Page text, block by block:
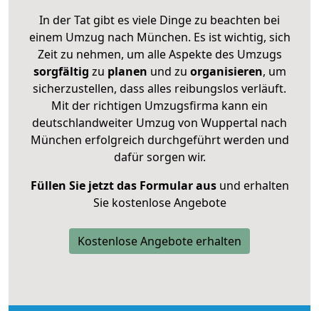
In der Tat gibt es viele Dinge zu beachten bei
einem Umzug nach München. Es ist wichtig, sich
Zeit zu nehmen, um alle Aspekte des Umzugs
sorgfältig zu planen und zu organisieren, um
sicherzustellen, dass alles reibungslos verläuft.
Mit der richtigen Umzugsfirma kann ein
deutschlandweiter Umzug von Wuppertal nach
München erfolgreich durchgeführt werden und
dafür sorgen wir.
Füllen Sie jetzt das Formular ausund erhalten
Sie kostenlose Angebote
Kostenlose Angebote erhalten